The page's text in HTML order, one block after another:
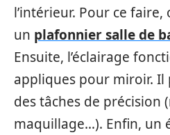
l’intérieur. Pour ce faire,
un plafonnier salle de
Ensuite, l’éclairage
appliques pour miroir. Il
des tâches de précision
maquillage…). Enfin, un